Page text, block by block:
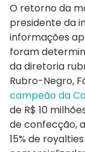
O retorno da
presidente da
informações
foram
da diretoria
Rubro-Negro,
campeão da
de R$ 10
de confecção,
15% de